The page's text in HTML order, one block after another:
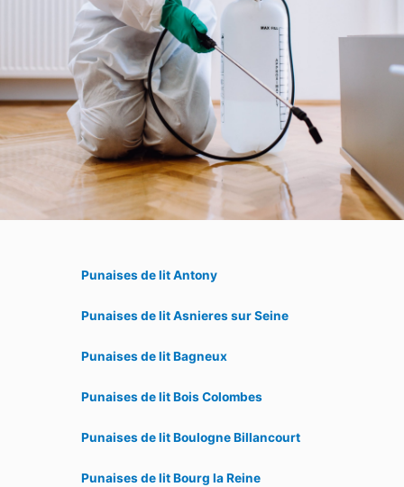
Punaises de lit Antony
Punaises de lit Asnieres sur Seine
Punaises de lit Bagneux
Punaises de lit Bois Colombes
Punaises de lit Boulogne Billancourt
Punaises de lit Bourg la Reine